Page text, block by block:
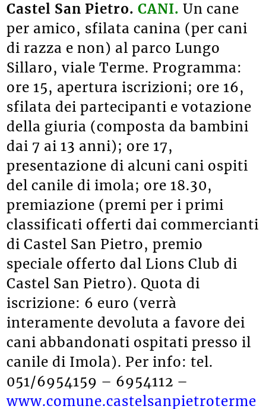
Castel San Pietro.CANI. Un cane
per amico, sfilata canina (per cani
di razza e non) al parco Lungo
Sillaro, viale Terme. Programma:
ore 15, apertura iscrizioni; ore 16,
sfilata dei partecipanti e votazione
della giuria (composta da bambini
dai 7 ai 13 anni); ore 17,
presentazione di alcuni cani ospiti
del canile di imola; ore 18.30,
premiazione (premi per i primi
classificati offerti dai commercianti
di Castel San Pietro, premio
speciale offerto dal Lions Club di
Castel San Pietro). Quota di
iscrizione: 6 euro (verrà
interamente devoluta a favore dei
cani abbandonati ospitati presso il
canile di Imola). Per info: tel.
051/6954159 – 6954112 –
www.comune.castelsanpietroterme